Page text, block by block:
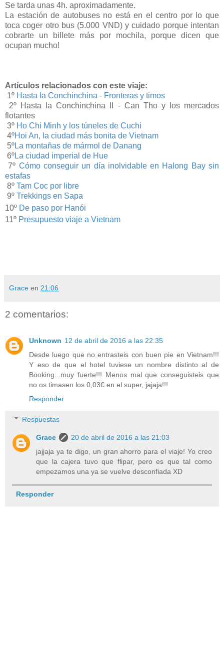
Se tarda unas 4h. aproximadamente.
La estación de autobuses no está en el centro por lo que
toca coger otro bus (5.000 VND) y cuidado porque intentan
cobrarte un billete más por mochila, porque dicen que
ocupan mucho!
Artículos relacionados con este viaje:
1º Hasta la Conchinchina - Fronteras y timos
2º Hasta la Conchinchina II - Can Tho y los mercados
flotantes
3º Ho Chi Minh y los túneles de Cuchi
4ºHoi An, la ciudad más bonita de Vietnam
5ºLa montañas de mármol de Danang
6ºLa ciudad imperial de Hue
7º Cómo conseguir un día inolvidable en Halong Bay sin
estafas
8º Tam Coc por libre
9º Trekkings en Sapa
10º De paso por Hanói
11º Presupuesto viaje a Vietnam
Grace en 21:06
2 comentarios:
Unknown 12 de abril de 2016 a las 22:35
Desde luego que no entrasteis con buen pie en Vietnam!!!
Y eso de que el hotel tuviese un nombre distinto al de
Booking...muy fuerte!!! Menos mal que conseguisteis que
no os timasen los 0,03€ en el super, jajaja!!!
Responder
Respuestas
Grace
20 de abril de 2016 a las 21:03
jajjaja ya te digo, un gran ahorro para el viaje! Yo creo
que la cajera tuvo que flipar, pero es que tal como
empezamos una ya se vuelve desconfiada XD
Responder